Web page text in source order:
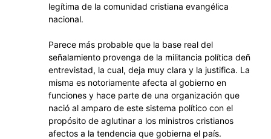
legítima de la comunidad cristiana evangélica
nacional.
Parece más probable que la base real del
señalamiento provenga de la militancia política deñ
entrevistad, la cual, deja muy clara y la justifica. La
misma es notoriamente afecta al gobierno en
funciones y hace parte de una organización que
nació al amparo de este sistema político con el
propósito de aglutinar a los ministros cristianos
afectos a la tendencia que gobierna el país.